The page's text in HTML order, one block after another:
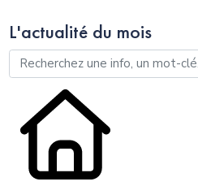
L'actualité du mois